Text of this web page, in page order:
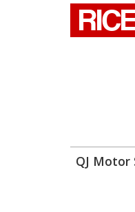
QJ Motor